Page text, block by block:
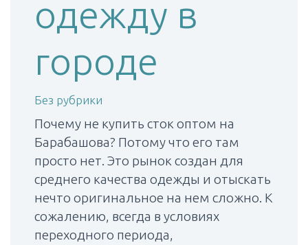
одежду в
городе
Без рубрики
Почему не купить сток оптом на
Барабашова? Потому что его там
просто нет. Это рынок создан для
среднего качества одежды и отыскать
нечто оригинальное на нем сложно. К
сожалению, всегда в условиях
переходного периода,